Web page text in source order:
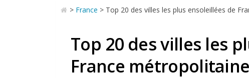
> France > Top 20 des villes les plus ensoleillées de
Top 20 des villes les
France